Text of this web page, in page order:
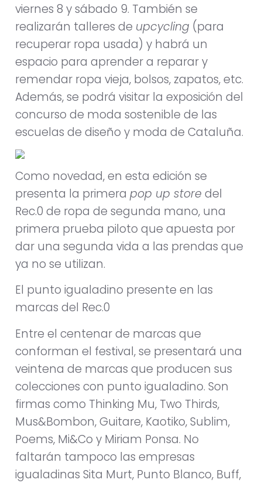
viernes 8 y sábado 9. También se
realizarán talleres de upcycling (para
recuperar ropa usada) y habrá un
espacio para aprender a reparar y
remendar ropa vieja, bolsos, zapatos, etc.
Además, se podrá visitar la exposición del
concurso de moda sostenible de las
escuelas de diseño y moda de Cataluña.
Como novedad, en esta edición se
presenta la primera pop up store del
Rec.0 de ropa de segunda mano, una
primera prueba piloto que apuesta por
dar una segunda vida a las prendas que
ya no se utilizan.
El punto igualadino presente en las
marcas del Rec.0
Entre el centenar de marcas que
conforman el festival, se presentará una
veintena de marcas que producen sus
colecciones con punto igualadino. Son
firmas como Thinking Mu, Two Thirds,
Mus&Bombon, Guitare, Kaotiko, Sublim,
Poems, Mi&Co y Miriam Ponsa. No
faltarán tampoco las empresas
igualadinas Sita Murt, Punto Blanco, Buff,